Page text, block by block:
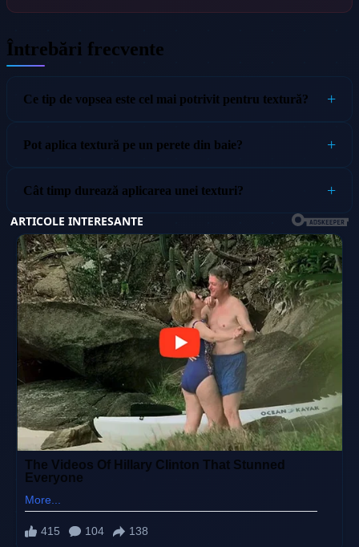
Întrebări frecvente
Ce tip de vopsea este cel mai potrivit pentru textură?
Pot aplica textură pe un perete din baie?
Cât timp durează aplicarea unei texturi?